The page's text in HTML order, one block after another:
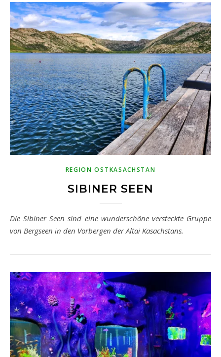
REGION OSTKASACHSTAN
SIBINER SEEN
Die Sibiner Seen sind eine wunderschöne versteckte Gruppe
von Bergseen in den Vorbergen der Altai Kasachstans.